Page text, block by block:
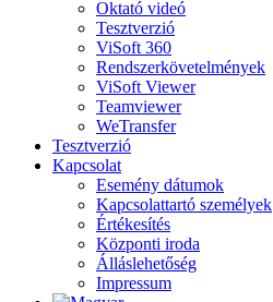
Oktató videó
Tesztverzió
ViSoft 360
Rendszerkövetelmények
ViSoft Viewer
Teamviewer
WeTransfer
Tesztverzió
Kapcsolat
Esemény dátumok
Kapcsolattartó személyek
Értékesítés
Központi iroda
Álláslehetőség
Impressum